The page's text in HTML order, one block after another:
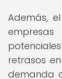
Además,
retrasos
demanda